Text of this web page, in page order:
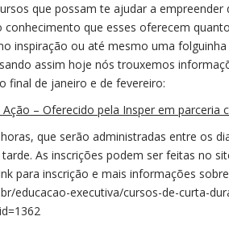
que possam te ajudar a empreender
que esses oferecem
inspiração ou até mesmo uma
assim hoje nós trouxemos
final de janeiro e de fevereiro:
– Oferecido pela Insper em parceria
que serão administradas entre os
As inscrições podem ser feitas no
para inscrição e mais informações
educacao-executiva/cursos-de-curta-